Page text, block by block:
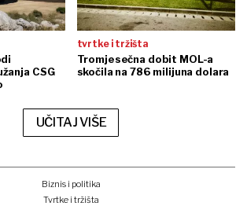
CSG
tvrtke i tržišta
Tromjesečna dobit MOL-a
skočila na 786 milijuna dolara
UČITAJ VIŠE
Biznis i politika
Tvrtke i tržišta